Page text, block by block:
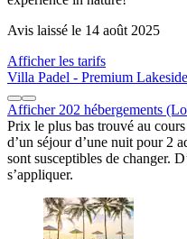
Avis laissé le 14 août 2025
Afficher les tarifs
Villa Padel - Premium
Afficher 202 hébergements
Prix le plus bas trouvé au
d’un séjour d’une nuit pour 2
sont susceptibles de changer.
s’appliquer.